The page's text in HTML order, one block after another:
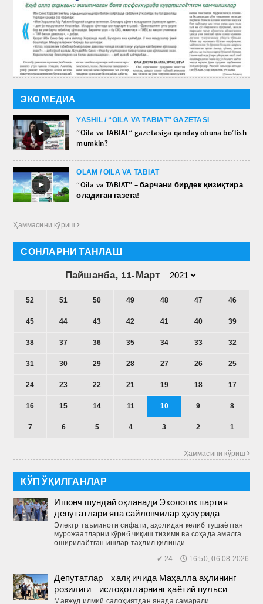
ЭКО МЕДИА
►
YASHIL / “OILA VA TABIAT” GAZETASI
“Oila va TABIAT” gazetasiga qanday obuna bo‘lish
mumkin?
►
OLAM / OILA VA TABIAT
“Oila va TABIAT” – барчани бирдек қизиқтира
оладиган газета!
Ҳаммасини кўриш 
СОНЛАРНИ ТАНЛАШ
Пайшанба, 11-Март
52 51 50 49 48 47 46
45 44 43 42 41 40 39
38 37 36 35 34 33 32
31 30 29 28 27 26 25
24 23 22 21 19 18 17
16 15 14 11 10 9 8
7 6 5 4 3 2 1
Ҳаммасини кўриш 
КЎП ЎҚИЛГАНЛАР
Ишонч шундай оқланади Экологик партия
депутатлари яна сайловчилар ҳузурида
Электр таъминоти сифати, аҳолидан келиб тушаётган
мурожаатларни кўриб чиқиш тизими ва соҳада амалга
оширилаётган ишлар таҳлил қилинди.
✔ 24 🕔 16:50, 06.08.2026
Депутатлар – халқ ичида Маҳалла аҳлининг
розилиги – ислоҳотларнинг ҳаётий пульси
Мавжуд илмий салоҳиятдан янада самарали